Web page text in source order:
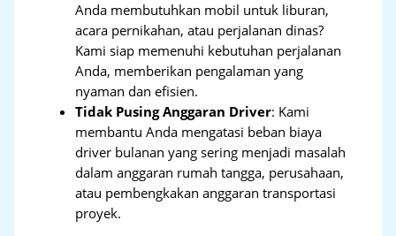
Anda membutuhkan mobil untuk liburan,
acara pernikahan, atau perjalanan dinas?
Kami siap memenuhi kebutuhan perjalanan
Anda, memberikan pengalaman yang
nyaman dan efisien.
Tidak Pusing Anggaran Driver: Kami
membantu Anda mengatasi beban biaya
driver bulanan yang sering menjadi masalah
dalam anggaran rumah tangga, perusahaan,
atau pembengkakan anggaran transportasi
proyek.